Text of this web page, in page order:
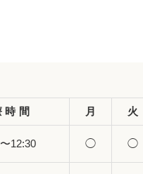
時間 月 火
12:30 ◯ ◯